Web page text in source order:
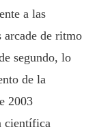
a las
arcade de ritmo
segundo, lo
de la
2003
científica